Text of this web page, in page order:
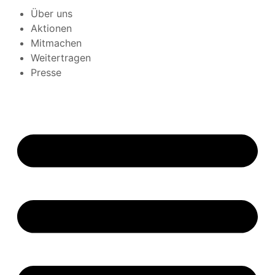
Über uns
Aktionen
Mitmachen
Weitertragen
Presse